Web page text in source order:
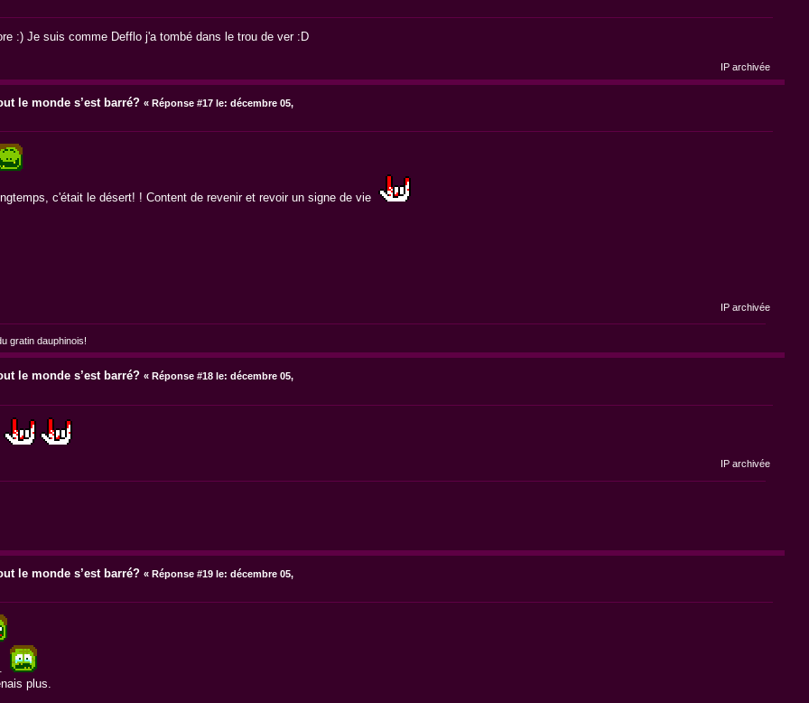
:) Je suis comme Defflo j'a tombé dans le trou de ver :D
IP archivée
le monde s’est barré? « Réponse #17 le: décembre 05,
c'était le désert! ! Content de revenir et revoir un signe de vie
IP archivée
gratin dauphinois!
le monde s’est barré? « Réponse #18 le: décembre 05,
IP archivée
le monde s’est barré? « Réponse #19 le: décembre 05,
plus.